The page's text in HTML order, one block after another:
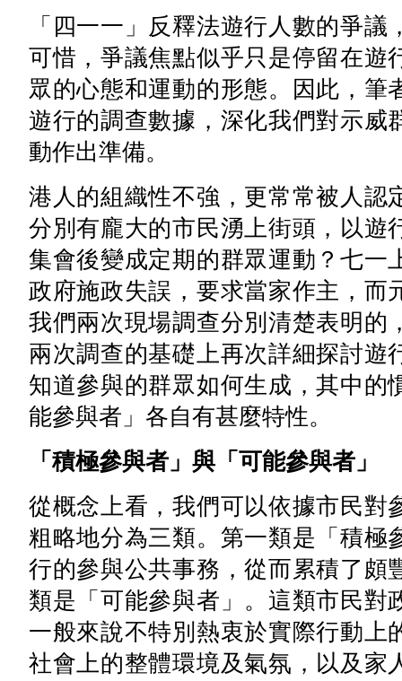
「四一一」反釋法遊行人數的爭
可惜，爭議焦點似乎只是停留在遊
眾的心態和運動的形態。因此，筆
遊行的調查數據，深化我們對示威
動作出準備。
港人的組織性不強，更常常被人認
分別有龐大的市民湧上街頭，以遊
集會後變成定期的群眾運動？七一
政府施政失誤，要求當家作主，而
我們兩次現場調查分別清楚表明的
兩次調查的基礎上再次詳細探討遊
知道參與的群眾如何生成，其中的
能參與者」各自有甚麼特性。
「積極參與者」與「可能參與者」
從概念上看，我們可以依據市民對
粗略地分為三類。第一類是「積極
行的參與公共事務，從而累積了頗
類是「可能參與者」。這類市民對
一般來說不特別熱衷於實際行動上
社會上的整體環境及氣氛，以及家